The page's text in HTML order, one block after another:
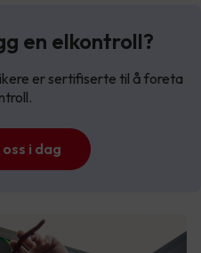
en elkontroll?
er sertifiserte til å foreta
i dag